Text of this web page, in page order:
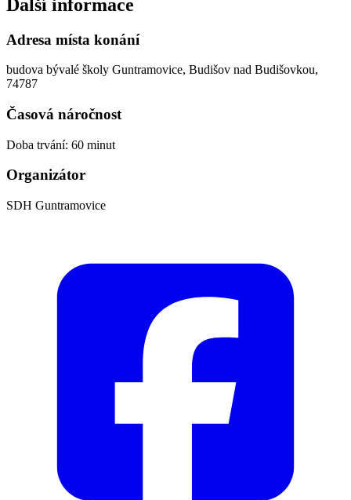
Další informace
Adresa místa konání
budova bývalé školy Guntramovice, Budišov nad Budišovkou,
74787
Časová náročnost
Doba trvání: 60 minut
Organizátor
SDH Guntramovice